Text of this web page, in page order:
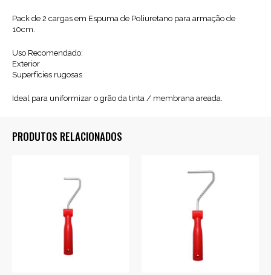
Pack de 2 cargas em Espuma de Poliuretano para armação de
10cm.
Uso Recomendado:
Exterior
Superfícies rugosas
Ideal para uniformizar o grão da tinta / membrana areada.
PRODUTOS RELACIONADOS